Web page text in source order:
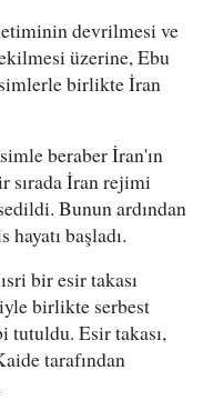
devrilmesi ve
üzerine, Ebu
birlikte İran
beraber İran'ın
sırada İran rejimi
Bunun ardından
başladı.
bir esir takası
birlikte serbest
tutuldu. Esir takası,
tarafından